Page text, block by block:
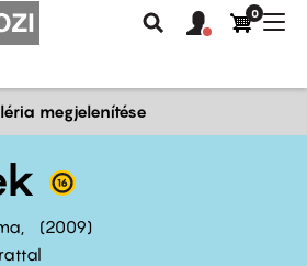
Keresés
Felhasználói
fiók
0
megjelenítése
2009